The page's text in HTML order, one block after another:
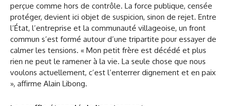
perçue comme hors de contrôle. La force publique, censée
protéger, devient ici objet de suspicion, sinon de rejet. Entre
l’État, l’entreprise et la communauté villageoise, un front
commun s’est formé autour d’une tripartite pour essayer de
calmer les tensions. « Mon petit frère est décédé et plus
rien ne peut le ramener à la vie. La seule chose que nous
voulons actuellement, c’est l’enterrer dignement et en paix
», affirme Alain Libong.